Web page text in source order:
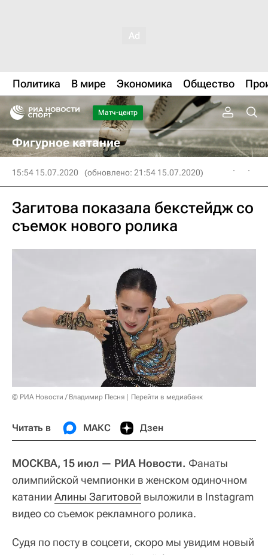
Политика В мире Экономика Общество
Матч-центр
Фигурное катание
15:54 15.07.2020 (обновлено: 21:54 15.07.2020)
Загитова показала бекстейдж со
съемок нового ролика
© РИА Новости / Владимир Песня Перейти в медиабанк
Читать в МАКС Дзен
МОСКВА, 15 июл — РИА Новости. Фанаты
олимпийской чемпионки в женском одиночном
катании Алины Загитовой выложили в Instagram
видео со съемок рекламного ролика.
Судя по посту в соцсети, скоро мы увидим новый